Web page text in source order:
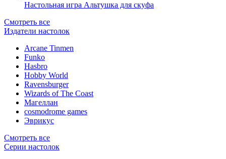
Настольная игра Альтушка для скуфа
Смотреть все
Издатели настолок
Arcane Tinmen
Funko
Hasbro
Hobby World
Ravensburger
Wizards of The Coast
Магеллан
сosmodrome games
Эврикус
Смотреть все
Серии настолок